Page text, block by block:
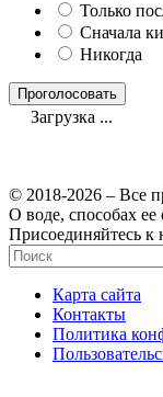
Только
Сначала
Никогда
Загрузка ...
© 2018-2026 – Все
О воде, способах ее
Присоединяйтесь к
Карта сайта
Контакты
Политика